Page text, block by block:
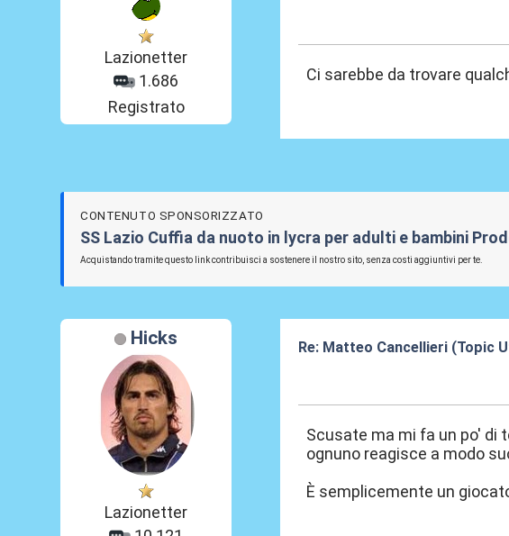
Lazionetter
1.686
Registrato
Ci sarebbe da trovare
CONTENUTO SPONSORIZZATO
SS Lazio Cuffia da nuoto in lycra per adulti e bambini
Acquistando tramite questo link contribuisci a sostenere il nostro sito, senza costi aggiuntivi per te.
Hicks
Lazionetter
Re: Matteo Cancellieri (Topic
Scusate ma mi fa un po' di
ognuno reagisce a modo
È semplicemente un